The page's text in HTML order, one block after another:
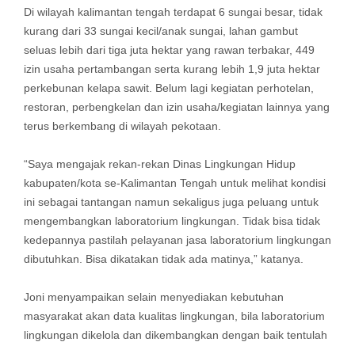
Di wilayah kalimantan tengah terdapat 6 sungai besar, tidak
kurang dari 33 sungai kecil/anak sungai, lahan gambut
seluas lebih dari tiga juta hektar yang rawan terbakar, 449
izin usaha pertambangan serta kurang lebih 1,9 juta hektar
perkebunan kelapa sawit. Belum lagi kegiatan perhotelan,
restoran, perbengkelan dan izin usaha/kegiatan lainnya yang
terus berkembang di wilayah pekotaan.
“Saya mengajak rekan-rekan Dinas Lingkungan Hidup
kabupaten/kota se-Kalimantan Tengah untuk melihat kondisi
ini sebagai tantangan namun sekaligus juga peluang untuk
mengembangkan laboratorium lingkungan. Tidak bisa tidak
kedepannya pastilah pelayanan jasa laboratorium lingkungan
dibutuhkan. Bisa dikatakan tidak ada matinya,” katanya.
Joni menyampaikan selain menyediakan kebutuhan
masyarakat akan data kualitas lingkungan, bila laboratorium
lingkungan dikelola dan dikembangkan dengan baik tentulah